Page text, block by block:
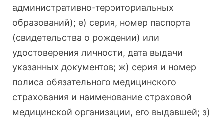
административно-территориальных
образований); е) серия, номер паспорта
(свидетельства о рождении) или
удостоверения личности, дата выдачи
указанных документов; ж) серия и номер
полиса обязательного медицинского
страхования и наименование страховой
медицинской организации, его выдавшей; з)